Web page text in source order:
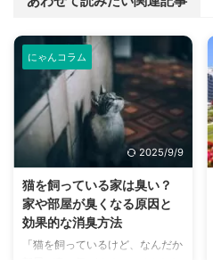
にゃんコラム
2025/9/9
猫を飼っている家は臭い？
家や部屋が臭くなる原因と
効果的な消臭方法
「猫を飼っているけど、なんだか